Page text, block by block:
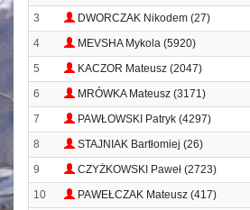
3
DWORCZAK Nikodem (27)
4
MEVSHA Mykola (5920)
5 KACZOR Mateusz (2047)
6 MRÓWKA Mateusz (3171)
7 PAWŁOWSKI Patryk (4297)
8 STAJNIAK Bartłomiej (26)
9 CZYŻKOWSKI Paweł (2723)
10 PAWEŁCZAK Mateusz (417)